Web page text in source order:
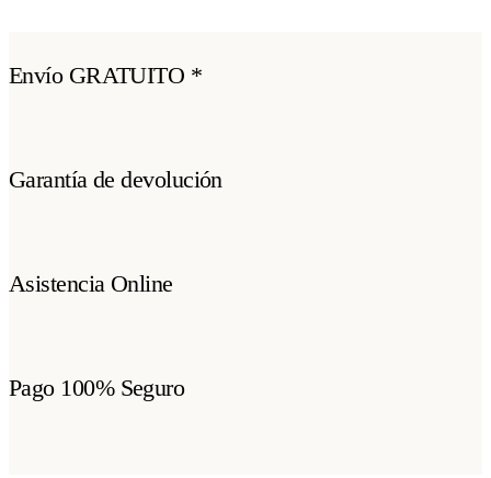
Envío GRATUITO *
Garantía de devolución
Asistencia Online
Pago 100% Seguro